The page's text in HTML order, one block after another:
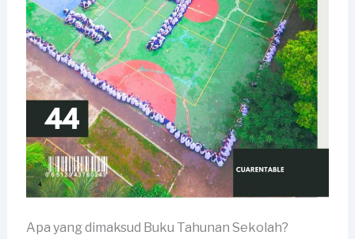
Apa yang dimaksud Buku Tahunan Sekolah?